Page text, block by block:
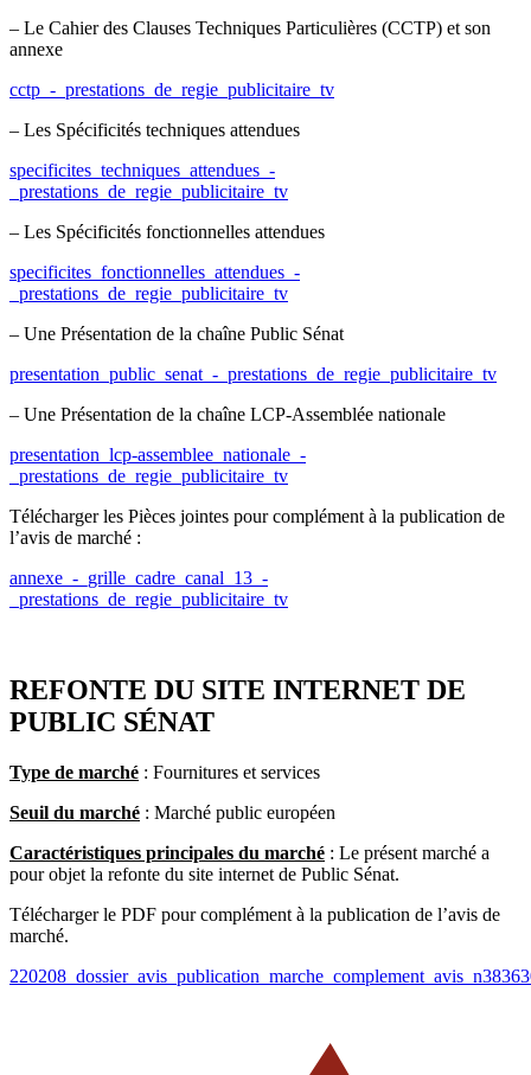
– Le Cahier des Clauses Techniques Particulières (CCTP) et son
annexe
cctp_-_prestations_de_regie_publicitaire_tv
– Les Spécificités techniques attendues
specificites_techniques_attendues_-
_prestations_de_regie_publicitaire_tv
– Les Spécificités fonctionnelles attendues
specificites_fonctionnelles_attendues_-
_prestations_de_regie_publicitaire_tv
– Une Présentation de la chaîne Public Sénat
presentation_public_senat_-_prestations_de_regie_publicitaire_tv
– Une Présentation de la chaîne LCP-Assemblée nationale
presentation_lcp-assemblee_nationale_-
_prestations_de_regie_publicitaire_tv
Télécharger les Pièces jointes pour complément à la publication de
l’avis de marché :
annexe_-_grille_cadre_canal_13_-
_prestations_de_regie_publicitaire_tv
REFONTE DU SITE INTERNET DE
PUBLIC SÉNAT
Type de marché : Fournitures et services
Seuil du marché : Marché public européen
Caractéristiques principales du marché : Le présent marché a
pour objet la refonte du site internet de Public Sénat.
Télécharger le PDF pour complément à la publication de l’avis de
marché.